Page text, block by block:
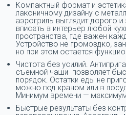
Компактный формат и
лаконичному дизайну с
аэрогриль выглядит дорого и
вписать в интерьер любой
пространства, где важен
Устройство не громоздко,
но при этом остается
Чистота без усилий.
съемной чаши позволяет
порядок. Остатки еды не
можно под краном или в
Минимум времени —
Быстрые результаты без